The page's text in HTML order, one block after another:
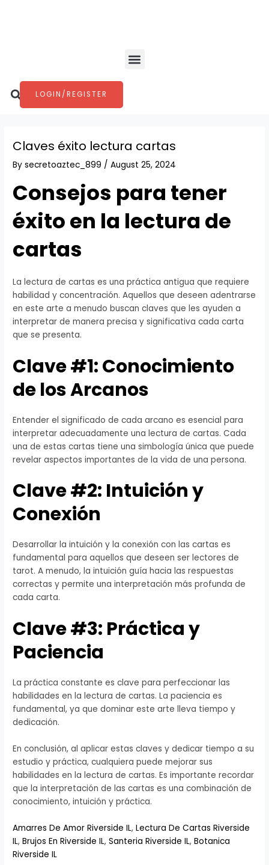
Menu
Search
LOGIN/REGISTER
Claves éxito lectura cartas
Bysecretoaztec_899 /August 25, 2024
Consejos para tener
éxito en la lectura de
cartas
La lectura de cartas es una práctica antigua que requiere
habilidad y concentración. Aquellos que deseen adentrarse
en este arte a menudo buscan claves que les ayuden a
interpretar de manera precisa y significativa cada carta
que se presenta.
Clave #1: Conocimiento
de los Arcanos
Entender el significado de cada arcano es esencial para
interpretar adecuadamente una lectura de cartas. Cada
una de estas cartas tiene una simbología única que puede
revelar aspectos importantes de la vida de una persona.
Clave #2: Intuición y
Conexión
Desarrollar la intuición y la conexión con las cartas es
fundamental para aquellos que deseen ser lectores de
tarot. A menudo, la intuición guía hacia las respuestas
correctas y permite una interpretación más profunda de
cada carta.
Clave #3: Práctica y
Paciencia
La práctica constante es clave para perfeccionar las
habilidades en la lectura de cartas. La paciencia es
fundamental, ya que dominar este arte lleva tiempo y
dedicación.
En conclusión, al aplicar estas claves y dedicar tiempo a su
estudio y práctica, cualquiera puede mejorar sus
habilidades en la lectura de cartas. Es importante recordar
que la interpretación de las cartas es una combinación de
conocimiento, intuición y práctica.
Amarres De Amor Riverside IL,Lectura De Cartas Riverside
IL,Brujos En Riverside IL,Santeria Riverside IL,Botanica
Riverside IL